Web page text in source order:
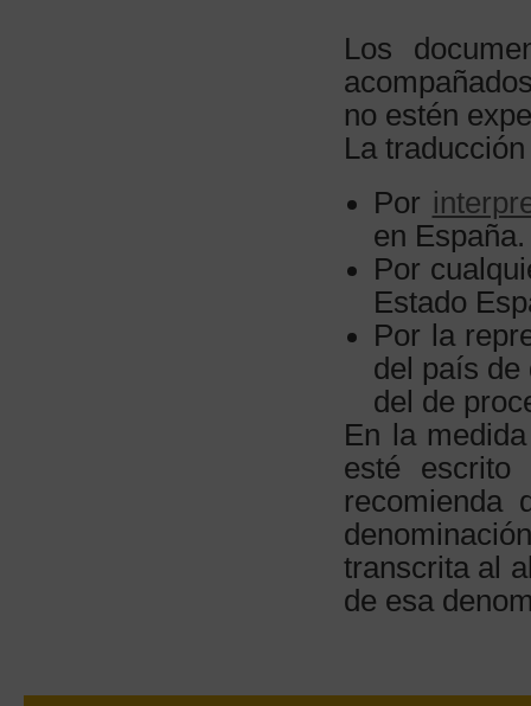
Los
no estén
La
Por
en España.
Por
Estado
Por la
del país de
del de
En la
esté escrito
recomienda
transcrita al
de esa